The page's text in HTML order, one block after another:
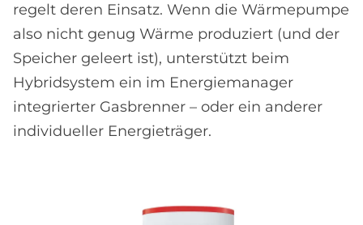
regelt deren Einsatz. Wenn die Wärmepumpe
also nicht genug Wärme produziert (und der
Speicher geleert ist), unterstützt beim
Hybridsystem ein im Energiemanager
integrierter Gasbrenner – oder ein anderer
individueller Energieträger.